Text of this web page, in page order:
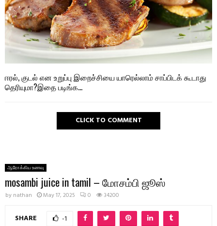
ஈரல், குடல் என உறுப்பு இறைச்சியை யாரெல்லாம் சாப்பிடக் கூடாது
தெரியுமா?இதை படிங்க…
CLICK TO COMMENT
ஆரோக்கிய உணவு
mosambi juice in tamil – மோசம்பி ஜூஸ்
by nathan May 17, 2025 0 34200
SHARE -1